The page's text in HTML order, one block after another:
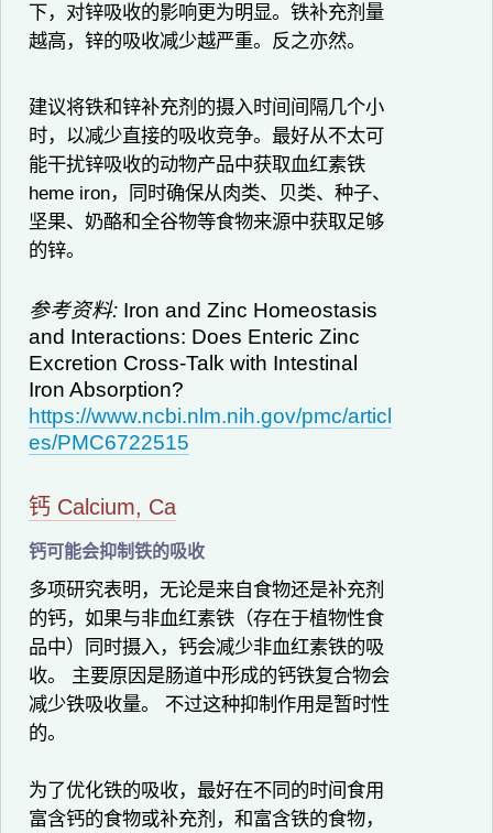
下，对锌吸收的影响更为明显。铁补充剂量
越高，锌的吸收减少越严重。反之亦然。
建议将铁和锌补充剂的摄入时间间隔几个小
时，以减少直接的吸收竞争。最好从不太可
能干扰锌吸收的动物产品中获取血红素铁
heme iron，同时确保从肉类、贝类、种子、
坚果、奶酪和全谷物等食物来源中获取足够
的锌。
参考资料: Iron and Zinc Homeostasis
and Interactions: Does Enteric Zinc
Excretion Cross-Talk with Intestinal
Iron Absorption?
https://www.ncbi.nlm.nih.gov/pmc/articl
es/PMC6722515
钙 Calcium, Ca
钙可能会抑制铁的吸收
多项研究表明，无论是来自食物还是补充剂
的钙，如果与非血红素铁（存在于植物性食
品中）同时摄入，钙会减少非血红素铁的吸
收。 主要原因是肠道中形成的钙铁复合物会
减少铁吸收量。 不过这种抑制作用是暂时性
的。
为了优化铁的吸收，最好在不同的时间食用
富含钙的食物或补充剂，和富含铁的食物，